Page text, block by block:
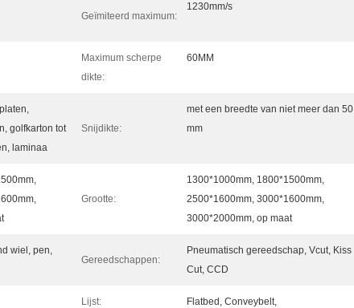
Geïmiteerd maximum:
1230mm/s
Maximum scherpe
dikte:
60MM
golfkarton tot
laminaa
Snijdikte:
met een breedte van niet meer dan 50
mm
Grootte:
1300*1000mm, 1800*1500mm,
2500*1600mm, 3000*1600mm,
3000*2000mm, op maat
wiel, pen,
Gereedschappen:
Pneumatisch gereedschap, Vcut, Kiss
Cut, CCD
Lijst: Flatbed, Conveybelt,